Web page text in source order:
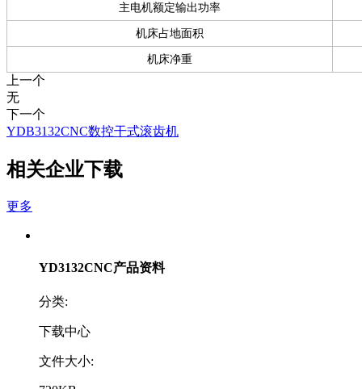
主电机额定输出功率
机床占地面积
机床净重
上一个
无
下一个
YDB3132CNC数控干式滚齿机
相关企业下载
更多
YD3132CNC产品资料
分类:
下载中心
文件大小: